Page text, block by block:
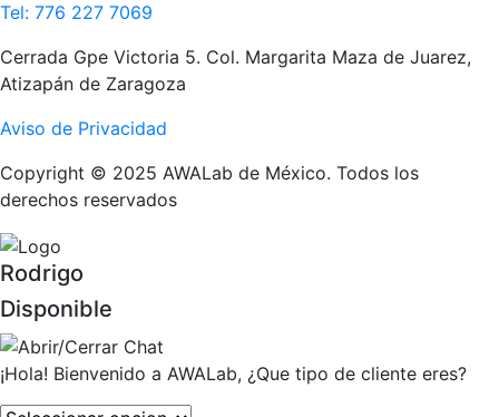
Tel: 776 227 7069
Cerrada Gpe Victoria 5. Col. Margarita Maza de Juarez,
Atizapán de Zaragoza
Aviso de Privacidad
Copyright © 2025 AWALab de México. Todos los
derechos reservados
Rodrigo
Disponible
¡Hola! Bienvenido a AWALab, ¿Que tipo de cliente eres?